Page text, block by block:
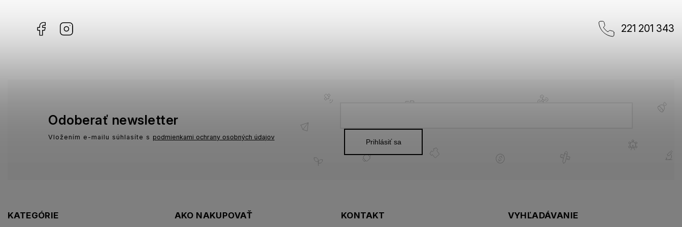
Facebook 221 201 343
KATEGÓRIE AKO NAKUPOVAŤ KONTAKT
Odoberať newsletter
Vložením e-mailu súhlasíte s podmienkami ochrany osobných údajov
Prihlásiť sa
VYHĽADÁVANIE